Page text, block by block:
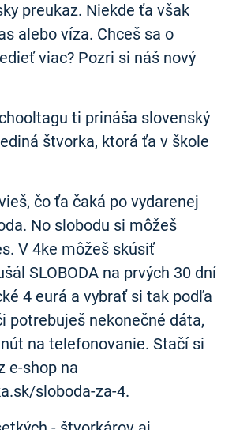
preukaz. Niekde ťa však
alebo víza. Chceš sa o
viac? Pozri si náš nový
ti prináša slovenský
štvorka, ktorá ťa v škole
čo ťa čaká po vydarenej
No slobodu si môžeš
V 4ke môžeš skúsiť
SLOBODA na prvých 30 dní
4 eurá a vybrať si tak podľa
potrebuješ nekonečné dáta,
na telefonovanie. Stačí si
e-shop na
sloboda-za-4.